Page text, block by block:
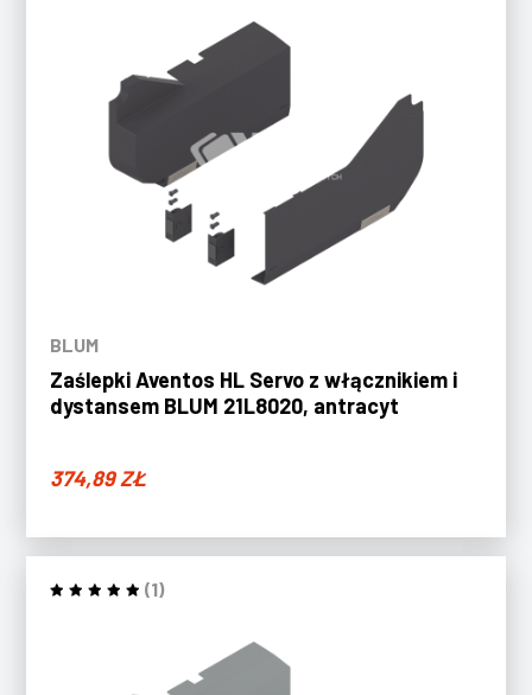
BLUM
Zaślepki Aventos HL Servo z włącznikiem i
dystansem BLUM 21L8020, antracyt
374,89ZŁ
(1)